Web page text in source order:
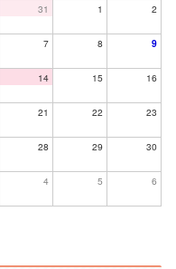
31 1 2
7 8 9
14 15 16
21 22 23
28 29 30
4 5 6